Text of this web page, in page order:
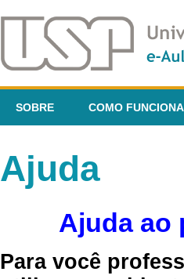
SOBRE COMO FUNCIONA
Ajuda
Ajuda ao
Para você